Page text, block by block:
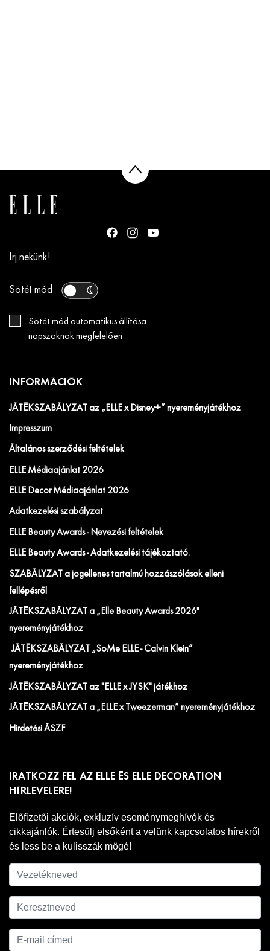
Írj nekünk!
Sötét mód
Sötét mód automatikus állítása
napszaknak megfelelően
INFORMÁCIÓK
JÁTÉKSZABÁLYZAT az „ELLE x Disney+” nyereményjátékhoz
Impresszum
Általános szerződési feltételek
ELLE Médiaajánlat 2026
ELLE Decor Médiaajánlat 2026
Adatkezelési szabályzat
ELLE Beauty Awards - Nevezési feltételek
ELLE Beauty Awards - Adatkezelési tájékoztató.
SZABÁLYZAT a jogellenes tartalmú hozzászólások elleni
fellépésről
JÁTÉKSZABÁLYZAT a „Elle Beauty Awards 2026"
nyereményjátékhoz
JÁTÉKSZABÁLYZAT „SoMe ELLE - Calvin Klein”
nyereményjátékhoz
JÁTÉKSZABÁLYZAT az "ELLE x JYSK" játékhoz
JÁTÉKSZABÁLYZAT a „ELLE x Tweezerman” nyereményjátékhoz
Hirdetési ÁSZF
IRATKOZZ FEL AZ ELLE ÉS ELLE DECORATION
HÍRLEVELÉRE!
Előfizetői akciók, exkluzív eseménymeghívók és
cikkajánlók. Értesülj elsőként a velünk kapcsolatos hírekről
és less be a kulisszák mögé!